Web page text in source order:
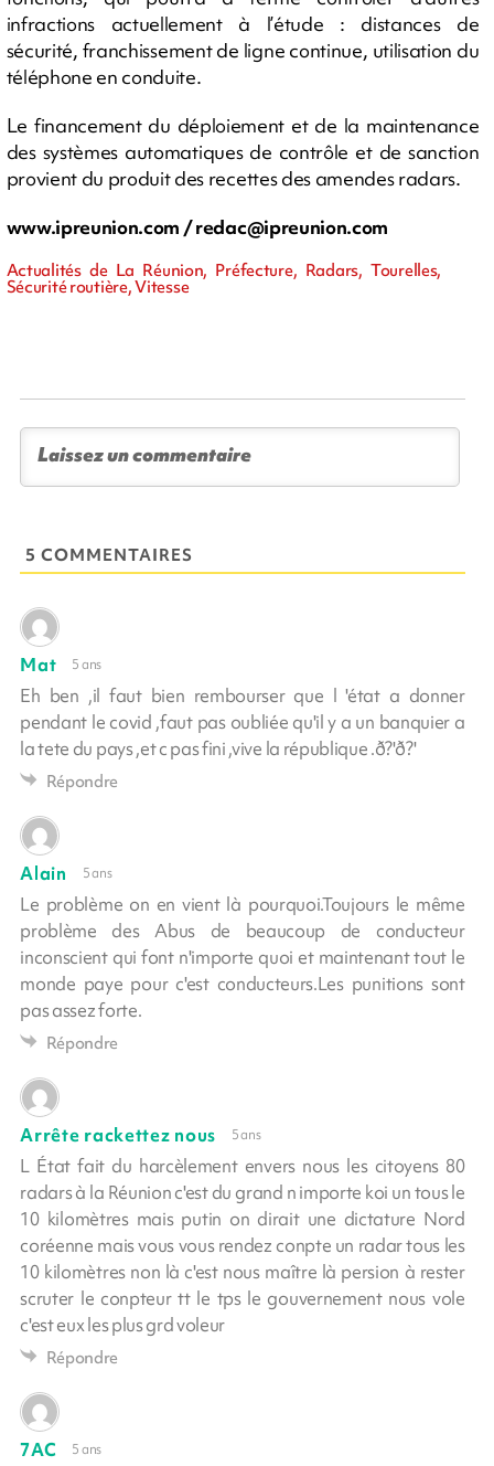
infractions actuellement à l’étude : distances de
sécurité, franchissement de ligne continue, utilisation du
téléphone en conduite.
Le financement du déploiement et de la maintenance
des systèmes automatiques de contrôle et de sanction
provient du produit des recettes des amendes radars.
www.ipreunion.com /redac@ipreunion.com
Actualités de La Réunion, Préfecture, Radars, Tourelles,
Sécurité routière, Vitesse
5 COMMENTAIRES
Mat 5 ans
Eh ben ,il faut bien rembourser que l 'état a donner
pendant le covid ,faut pas oubliée qu'il y a un banquier a
la tete du pays ,et c pas fini ,vive la république .ð?'ð?'
Répondre
Alain 5 ans
Le problème on en vient là pourquoi.Toujours le même
problème des Abus de beaucoup de conducteur
inconscient qui font n'importe quoi et maintenant tout le
monde paye pour c'est conducteurs.Les punitions sont
pas assez forte.
Répondre
Arrête rackettez nous 5 ans
L État fait du harcèlement envers nous les citoyens 80
radars à la Réunion c'est du grand n importe koi un tous le
10 kilomètres mais putin on dirait une dictature Nord
coréenne mais vous vous rendez conpte un radar tous les
10 kilomètres non là c'est nous maître là persion à rester
scruter le conpteur tt le tps le gouvernement nous vole
c'est eux les plus grd voleur
Répondre
7AC 5 ans